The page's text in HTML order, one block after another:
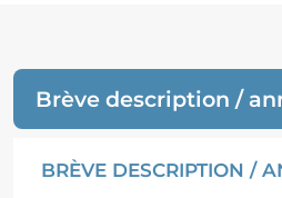
Brève description /
BRÈVE DESCRIPTION /